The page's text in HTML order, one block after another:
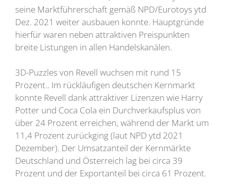
seine Marktführerschaft gemäß NPD/Eurotoys ytd
Dez. 2021 weiter ausbauen konnte. Hauptgründe
hierfür waren neben attraktiven Preispunkten
breite Listungen in allen Handelskanälen.
3D-Puzzles von Revell wuchsen mit rund 15
Prozent.. Im rückläufigen deutschen Kernmarkt
konnte Revell dank attraktiver Lizenzen wie Harry
Potter und Coca Cola ein Durchverkaufsplus von
über 24 Prozent erreichen, während der Markt um
11,4 Prozent zurückging (laut NPD ytd 2021
Dezember). Der Umsatzanteil der Kernmärkte
Deutschland und Österreich lag bei circa 39
Prozent und der Exportanteil bei circa 61 Prozent.